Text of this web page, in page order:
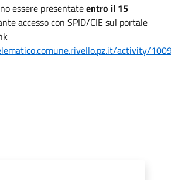
essere presentateentro il 15
accesso con SPID/CIE sul portale
activity/